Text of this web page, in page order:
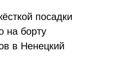
посадки
на борту
в Ненецкий